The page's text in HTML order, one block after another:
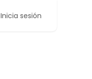
Inicia sesión